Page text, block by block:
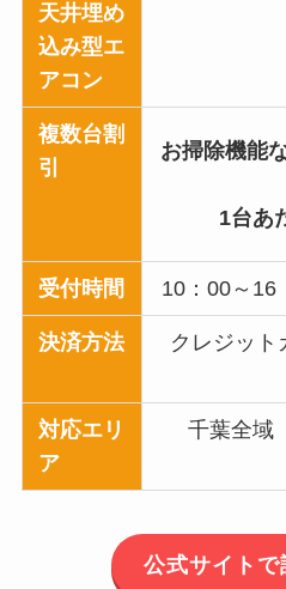
天井埋め
込み型エ
アコン
複数台割
引
お掃除機能
1台あ
受付時間 10：00～16
決済方法
クレジット
対応エリ
ア
千葉全域
公式サイトで